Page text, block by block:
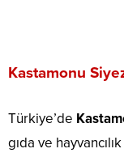
Kastamonu
Türkiye’de
gıda ve